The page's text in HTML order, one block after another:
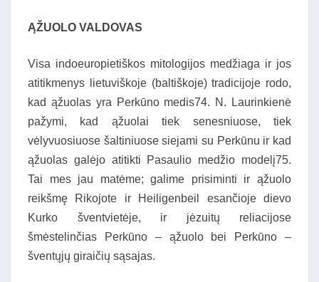
ĄŽUOLO VALDOVAS
Visa indoeuropietiškos mitologijos medžiaga ir jos
atitikmenys lietuviškoje (baltiškoje) tradicijoje rodo,
kad ąžuolas yra Perkūno medis74. N. Laurinkienė
pažymi, kad ąžuolai tiek senesniuose, tiek
vėlyvuosiuose šaltiniuose siejami su Perkūnu ir kad
ąžuolas galėjo atitikti Pasaulio medžio modelį75.
Tai mes jau matėme; galime prisiminti ir ąžuolo
reikšmę Rikojote ir Heiligenbeil esančioje dievo
Kurko šventvietėje, ir jėzuitų reliacijose
šmėstelinčias Perkūno – ąžuolo bei Perkūno –
šventųjų giraičių sąsajas.